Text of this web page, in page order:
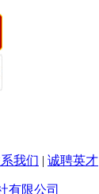
我们 | 诚聘英才
有限公司